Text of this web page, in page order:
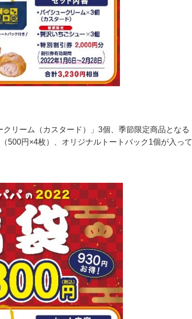
リーム（カスタード）」3個、季節限定商品となる
500円×4枚）、オリジナルトートバック1個が入って